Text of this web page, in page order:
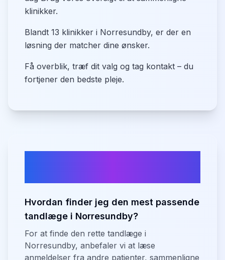
klinikker.
Blandt 13 klinikker i Norresundby, er der en
løsning der matcher dine ønsker.
Få overblik, træf dit valg og tag kontakt – du
fortjener den bedste pleje.
Hvordan finder jeg den mest passende
tandlæge i Norresundby?
For at finde den rette tandlæge i
Norresundby, anbefaler vi at læse
anmeldelser fra andre patienter, sammenligne